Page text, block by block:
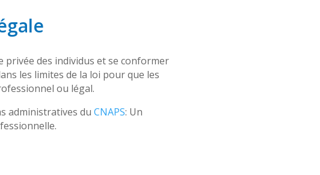
privée des individus et se conformer
les limites de la loi pour que les
ou légal.
administratives du CNAPS: Un